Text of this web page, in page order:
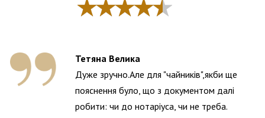
Тетяна Велика
Дуже зручно.Але для "чайників",якби ще
пояснення було, що з документом далі
робити: чи до нотаріуса, чи не треба.